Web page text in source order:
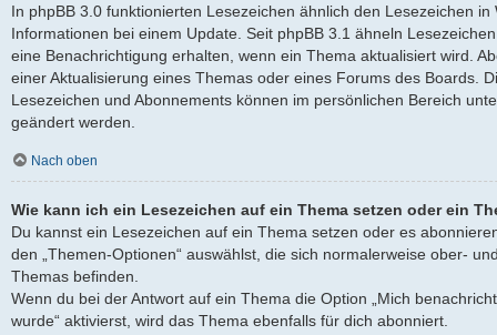
In phpBB 3.0 funktionierten Lesezeichen ähnlich den Lesezeichen
Informationen bei einem Update. Seit phpBB 3.1 ähneln
eine Benachrichtigung erhalten, wenn ein Thema aktualisiert wird.
einer Aktualisierung eines Themas oder eines Forums des Boards.
Lesezeichen und Abonnements können im persönlichen Bereich
geändert werden.
Nach oben
Wie kann ich ein Lesezeichen auf ein Thema setzen oder ein
Du kannst ein Lesezeichen auf ein Thema setzen oder es
den „Themen-Optionen“ auswählst, die sich normalerweise ober-
Themas befinden.
Wenn du bei der Antwort auf ein Thema die Option „Mich
wurde“ aktivierst, wird das Thema ebenfalls für dich abonniert.